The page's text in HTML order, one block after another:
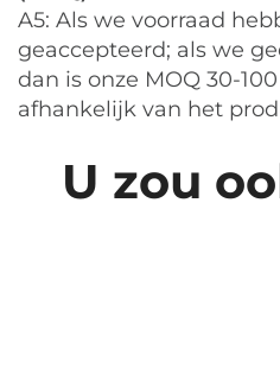
A5: Als we voorraad
geaccepteerd; als we
dan is onze MOQ 30-
afhankelijk van het
U zou